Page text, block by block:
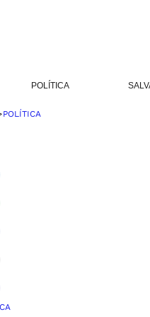
POLÍTICA
POLÍTICA